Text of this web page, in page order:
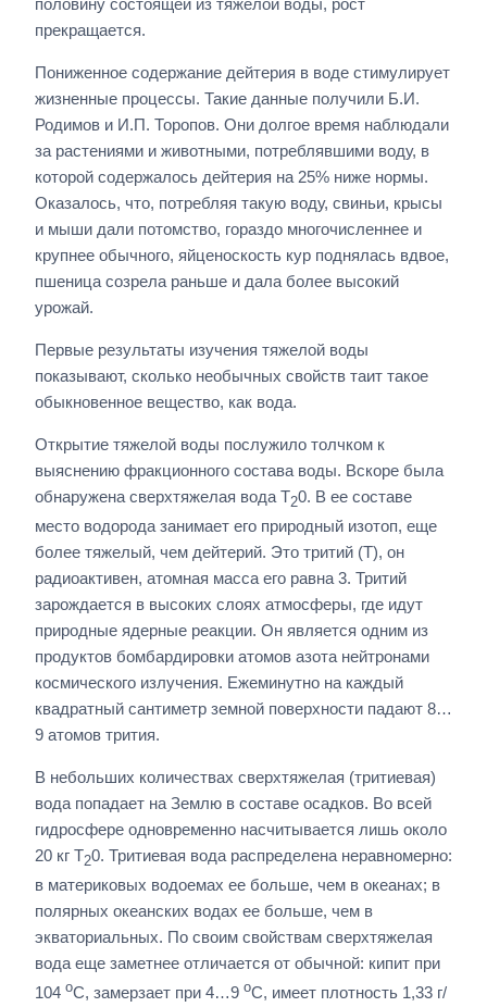
половину состоящей из тяжелой воды, рост
прекращается.
Пониженное содержание дейтерия в воде стимулирует
жизненные процессы. Такие данные получили Б.И.
Родимов и И.П. Торопов. Они долгое время наблюдали
за растениями и животными, потреблявшими воду, в
которой содержалось дейтерия на 25% ниже нормы.
Оказалось, что, потребляя такую воду, свиньи, крысы
и мыши дали потомство, гораздо многочисленнее и
крупнее обычного, яйценоскость кур поднялась вдвое,
пшеница созрела раньше и дала более высокий
урожай.
Первые результаты изучения тяжелой воды
показывают, сколько необычных свойств таит такое
обыкновенное вещество, как вода.
Открытие тяжелой воды послужило толчком к
выяснению фракционного состава воды. Вскоре была
обнаружена сверхтяжелая вода Т20. В ее составе
место водорода занимает его природный изотоп, еще
более тяжелый, чем дейтерий. Это тритий (Т), он
радиоактивен, атомная масса его равна 3. Тритий
зарождается в высоких слоях атмосферы, где идут
природные ядерные реакции. Он является одним из
продуктов бомбардировки атомов азота нейтронами
космического излучения. Ежеминутно на каждый
квадратный сантиметр земной поверхности падают 8…
9 атомов трития.
В небольших количествах сверхтяжелая (тритиевая)
вода попадает на Землю в составе осадков. Во всей
гидросфере одновременно насчитывается лишь около
20 кг Т20. Тритиевая вода распределена неравномерно:
в материковых водоемах ее больше, чем в океанах; в
полярных океанских водах ее больше, чем в
экваториальных. По своим свойствам сверхтяжелая
вода еще заметнее отличается от обычной: кипит при
104 oС, замерзает при 4…9 oС, имеет плотность 1,33 г/